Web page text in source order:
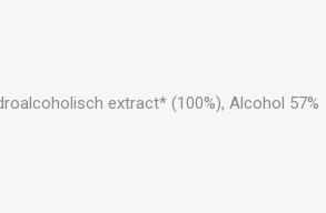
extract* (100%), Alcohol 57%